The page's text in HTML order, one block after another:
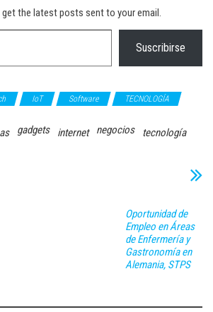
the latest posts sent to your email.
Suscribirse
IoT Software TECNOLOGÍA
gadgets internet negocios tecnología
Oportunidad de
Empleo en Áreas
de Enfermería y
Gastronomía en
Alemania, STPS